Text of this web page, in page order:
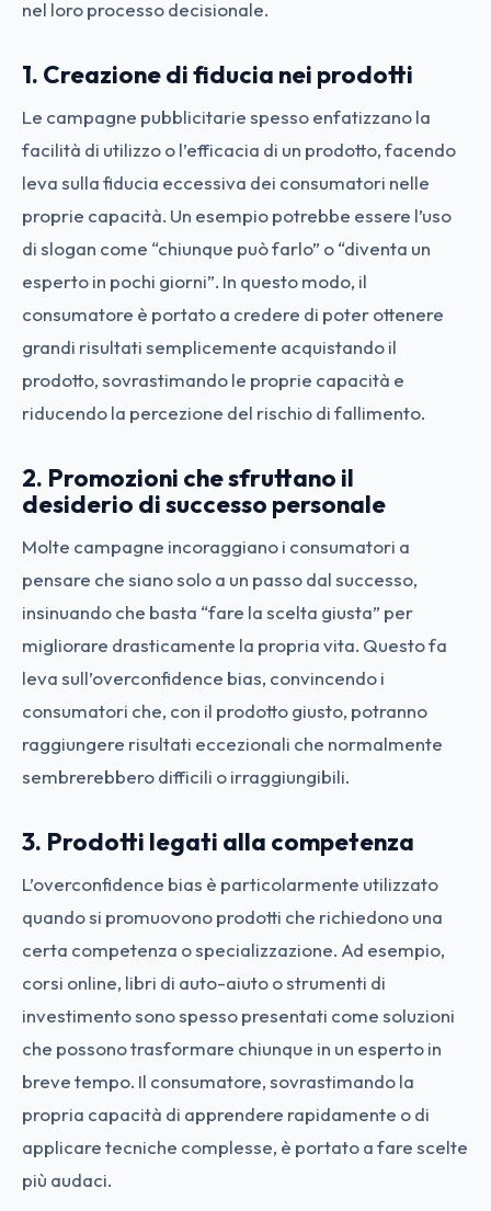
nel loro processo decisionale.
1. Creazione di fiducia nei prodotti
Le campagne pubblicitarie spesso enfatizzano la
facilità di utilizzo o l’efficacia di un prodotto, facendo
leva sulla fiducia eccessiva dei consumatori nelle
proprie capacità. Un esempio potrebbe essere l’uso
di slogan come “chiunque può farlo” o “diventa un
esperto in pochi giorni”. In questo modo, il
consumatore è portato a credere di poter ottenere
grandi risultati semplicemente acquistando il
prodotto, sovrastimando le proprie capacità e
riducendo la percezione del rischio di fallimento.
2. Promozioni che sfruttano il
desiderio di successo personale
Molte campagne incoraggiano i consumatori a
pensare che siano solo a un passo dal successo,
insinuando che basta “fare la scelta giusta” per
migliorare drasticamente la propria vita. Questo fa
leva sull’overconfidence bias, convincendo i
consumatori che, con il prodotto giusto, potranno
raggiungere risultati eccezionali che normalmente
sembrerebbero difficili o irraggiungibili.
3. Prodotti legati alla competenza
L’overconfidence bias è particolarmente utilizzato
quando si promuovono prodotti che richiedono una
certa competenza o specializzazione. Ad esempio,
corsi online, libri di auto-aiuto o strumenti di
investimento sono spesso presentati come soluzioni
che possono trasformare chiunque in un esperto in
breve tempo. Il consumatore, sovrastimando la
propria capacità di apprendere rapidamente o di
applicare tecniche complesse, è portato a fare scelte
più audaci.